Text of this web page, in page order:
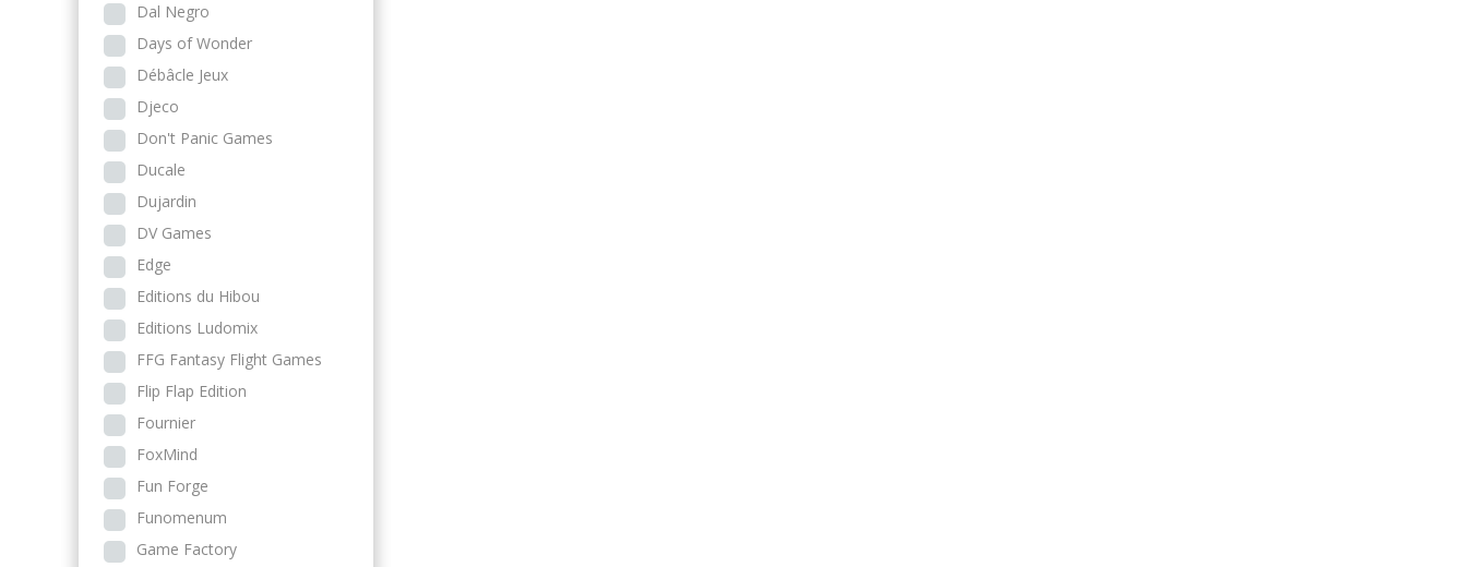
Dal Negro
Days of Wonder
Débâcle Jeux
Djeco
Don't Panic Games
Ducale
Dujardin
DV Games
Edge
Editions du Hibou
Editions Ludomix
FFG Fantasy Flight Games
Flip Flap Edition
Fournier
FoxMind
Fun Forge
Funomenum
Game Factory